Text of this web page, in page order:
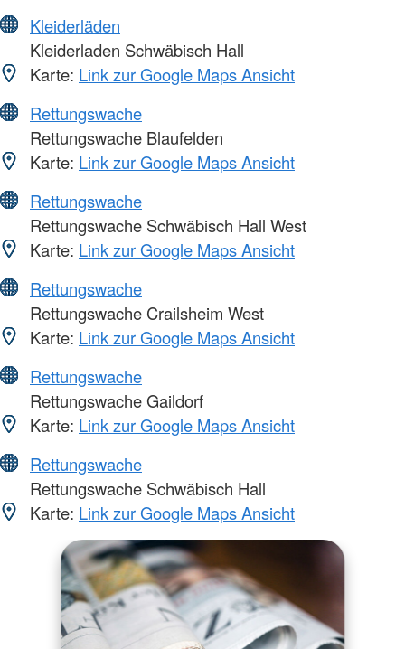
Kleiderläden
Kleiderladen Schwäbisch Hall
Karte: Link zur Google Maps Ansicht
Rettungswache
Rettungswache Blaufelden
Karte: Link zur Google Maps Ansicht
Rettungswache
Rettungswache Schwäbisch Hall West
Karte: Link zur Google Maps Ansicht
Rettungswache
Rettungswache Crailsheim West
Karte: Link zur Google Maps Ansicht
Rettungswache
Rettungswache Gaildorf
Karte: Link zur Google Maps Ansicht
Rettungswache
Rettungswache Schwäbisch Hall
Karte: Link zur Google Maps Ansicht